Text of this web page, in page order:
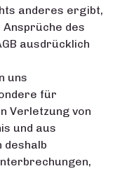
anderes ergibt,
des
ausdrücklich
uns
für
Verletzung von
und aus
deshalb